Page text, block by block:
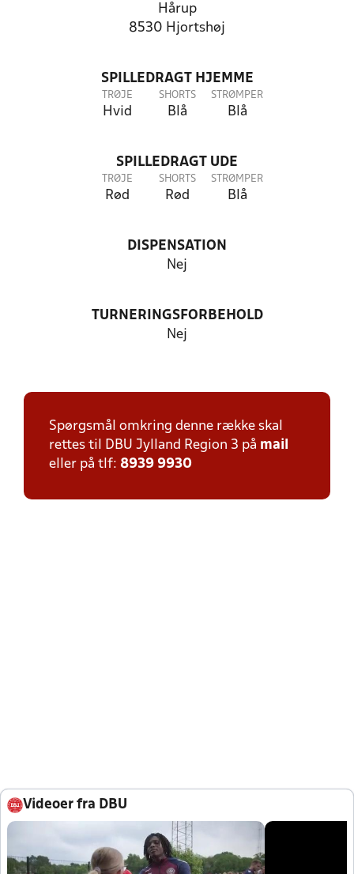
Hårup
8530 Hjortshøj
SPILLEDRAGT HJEMME
TRØJE
Hvid
SHORTS
Blå
STRØMPER
Blå
SPILLEDRAGT UDE
TRØJE
Rød
SHORTS
Rød
STRØMPER
Blå
DISPENSATION
Nej
TURNERINGSFORBEHOLD
Nej
Spørgsmål omkring denne række skal
rettes til DBU Jylland Region 3 på mail
eller på tlf: 8939 9930
Videoer fra DBU